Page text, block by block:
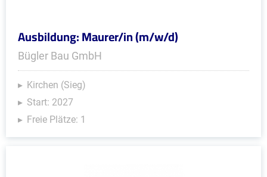
Ausbildung: Maurer/in (m/w/d)
Bügler Bau GmbH
Kirchen (Sieg)
Start: 2027
Freie Plätze: 1